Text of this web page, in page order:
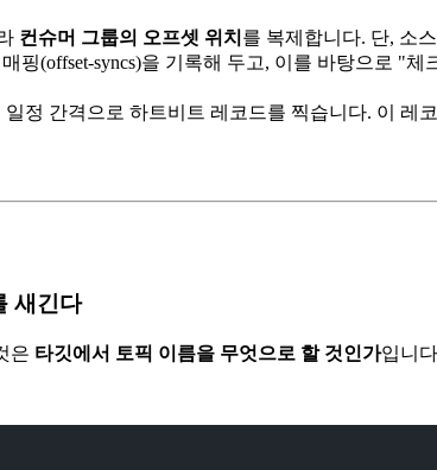
컨슈머 그룹의 오프셋 위치 를 복제합니다. 단, 소
핑(offset-syncs)을 기록해 두고, 이를 바탕으로 "체
정 간격으로 하트비트 레코드를 찍습니다. 이 레
새긴다
은 타깃에서 토픽 이름을 무엇으로 할 것인가입니